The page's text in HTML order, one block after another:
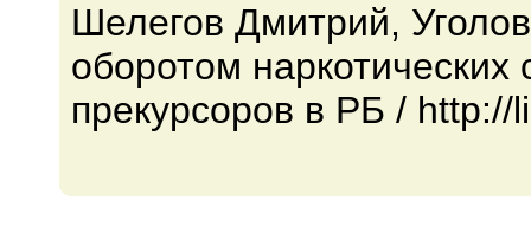
Шелегов Дмитрий,
оборотом
прекурсоров в РБ / http://